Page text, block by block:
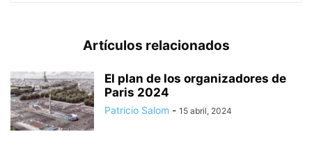
Artículos relacionados
El plan de los organizadores de
Paris 2024
Patricio Salom - 15 abril, 2024